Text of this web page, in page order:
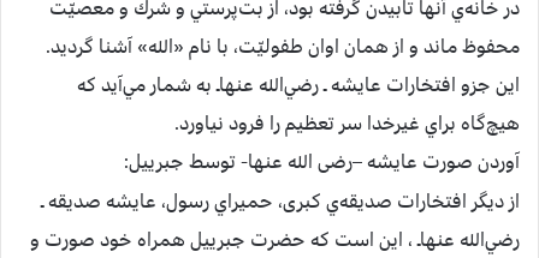
در خانه‌ي‌ آنها تابيدن‌ گرفته‌ بود، از بت‌پرستي‌ و شرك‌ و معصيّت‌
محفوظ‌ ماند و از همان‌ اوان‌ طفوليّت‌، با نام‌ «الله» آشنا گرديد.
اين‌ جزو افتخارات‌ عايشه ـ رضي‌الله عنهاـ به‌ شمار مي‌آيد كه‌
هيچ‌گاه‌ براي‌ غيرخدا سر تعظيم‌ را فرود نياورد.
آوردن‌ صورت‌ عايشه –رضی الله عنها-‌ توسط‌ جبرييل:‌
از ديگر افتخارات‌ صديقه‌ي‌ كبری‌، حميراي‌ رسول‌، عايشه صديقه‌ ـ
رضي‌الله عنهاـ ، اين‌ است‌ كه‌ حضرت‌ جبرييل‌ همراه‌ خود صورت‌ و